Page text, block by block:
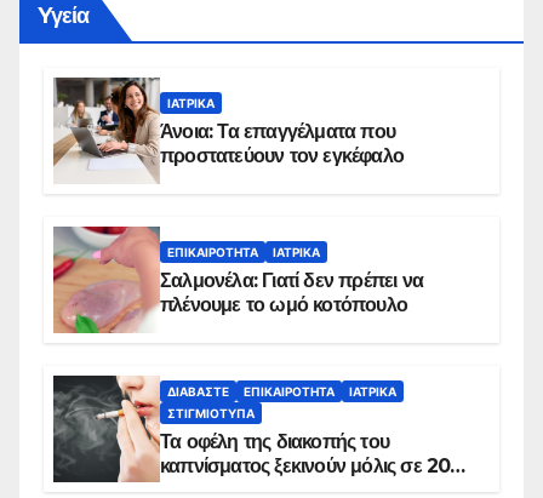
Yγεία
ΙΑΤΡΙΚΆ
Άνοια: Τα επαγγέλματα που
προστατεύουν τον εγκέφαλο
ΕΠΙΚΑΙΡΌΤΗΤΑ ΙΑΤΡΙΚΆ
Σαλμονέλα: Γιατί δεν πρέπει να
πλένουμε το ωμό κοτόπουλο
ΔΙΑΒΆΣΤΕ ΕΠΙΚΑΙΡΌΤΗΤΑ
ΙΑΤΡΙΚΆ
ΣΤΙΓΜΙΌΤΥΠΑ
Τα οφέλη της διακοπής του
καπνίσματος ξεκινούν μόλις σε 20